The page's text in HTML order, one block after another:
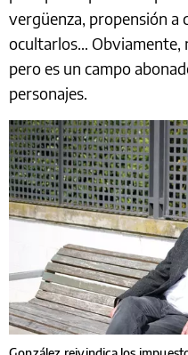
vergüenza, propensión
ocultarlos… Obviamente,
pero es un campo
personajes.